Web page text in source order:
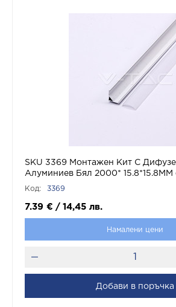
SKU 3369 Монтажен Kит С
Алуминиев Бял 2000* 15.8*15.8MM
Код: 3369
7.39 € / 14,45 лв.
Намалени цени
Добави в поръчка